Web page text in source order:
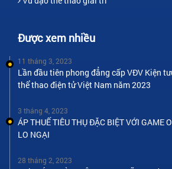
Được xem nhiều
11 tháng 3, 2023
Lần đầu tiên phong đẳng cấp VĐV Kiện
thể thao điện tử Việt Nam năm 2023
3 tháng 4, 2023
ÁP THUẾ TIÊU THỤ ĐẶC BIỆT VỚI GAME
LO NGẠI
28 tháng 2, 2023